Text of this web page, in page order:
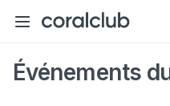
Événements